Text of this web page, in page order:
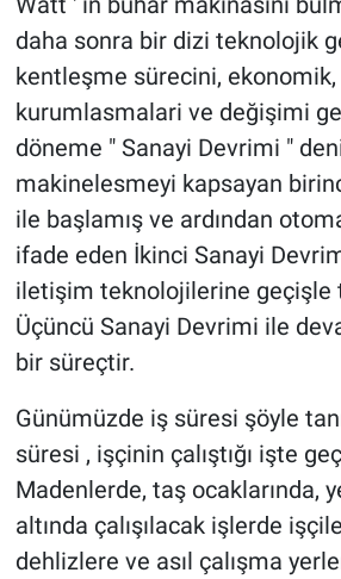
daha sonra bir dizi teknolojik
kentleşme sürecini,
kurumlasmalari ve değişimi
döneme " Sanayi Devrimi "
makinelesmeyi kapsayan
ile başlamış ve ardından
ifade eden İkinci Sanayi
iletişim teknolojilerine geçişle
Üçüncü Sanayi Devrimi ile
bir süreçtir.
Günümüzde iş süresi şöyle
süresi , işçinin çalıştığı işte
Madenlerde, taş ocaklarında,
altında çalışılacak işlerde
dehlizlere ve asıl çalışma